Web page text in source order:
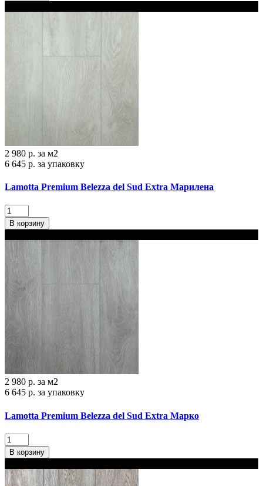
2 980 р. за м2
6 645 р. за упаковку
Lamotta Premium Belezza del Sud Extra Марилена
В корзину
2 980 р. за м2
6 645 р. за упаковку
Lamotta Premium Belezza del Sud Extra Марко
В корзину